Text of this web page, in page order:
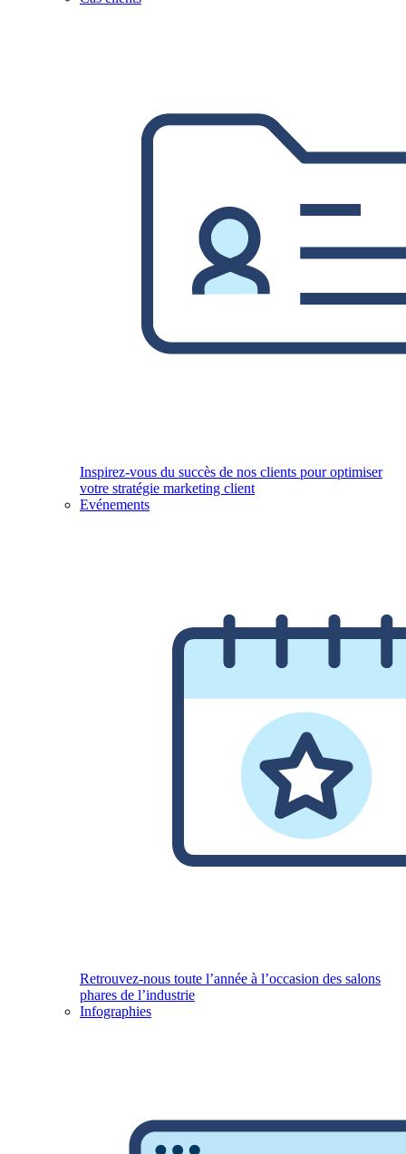
Inspirez-vous du succès de nos clients pour optimiser
votre stratégie marketing client
Evénements
Retrouvez-nous toute l’année à l’occasion des salons
phares de l’industrie
Infographies